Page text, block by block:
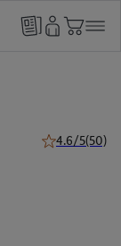
4.6/5(50)